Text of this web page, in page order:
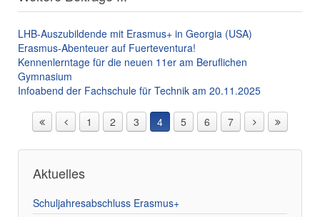
LHB-Auszubildende mit Erasmus+ in Georgia (USA)
Erasmus-Abenteuer auf Fuerteventura!
Kennenlerntage für die neuen 11er am Beruflichen
Gymnasium
Infoabend der Fachschule für Technik am 20.11.2025
1 2 3 4 5 6 7
Aktuelles
Schuljahresabschluss Erasmus+